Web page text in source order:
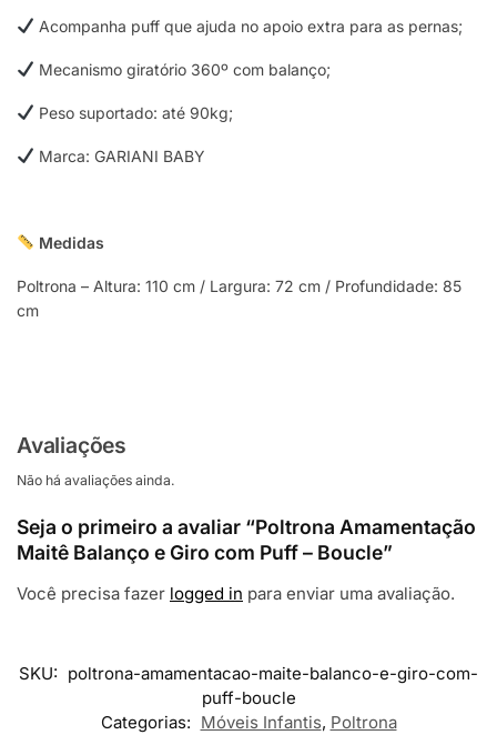
Acompanha puff que ajuda no apoio extra para as pernas;
Mecanismo giratório 360º com balanço;
Peso suportado: até 90kg;
Marca: GARIANI BABY
Medidas
Poltrona – Altura: 110 cm / Largura: 72 cm / Profundidade: 85
cm
Avaliações
Não há avaliações ainda.
Seja o primeiro a avaliar “Poltrona Amamentação
Maitê Balanço e Giro com Puff – Boucle”
Você precisa fazer logged in para enviar uma avaliação.
SKU: poltrona-amamentacao-maite-balanco-e-giro-com-
puff-boucle
Categorias: Móveis Infantis, Poltrona